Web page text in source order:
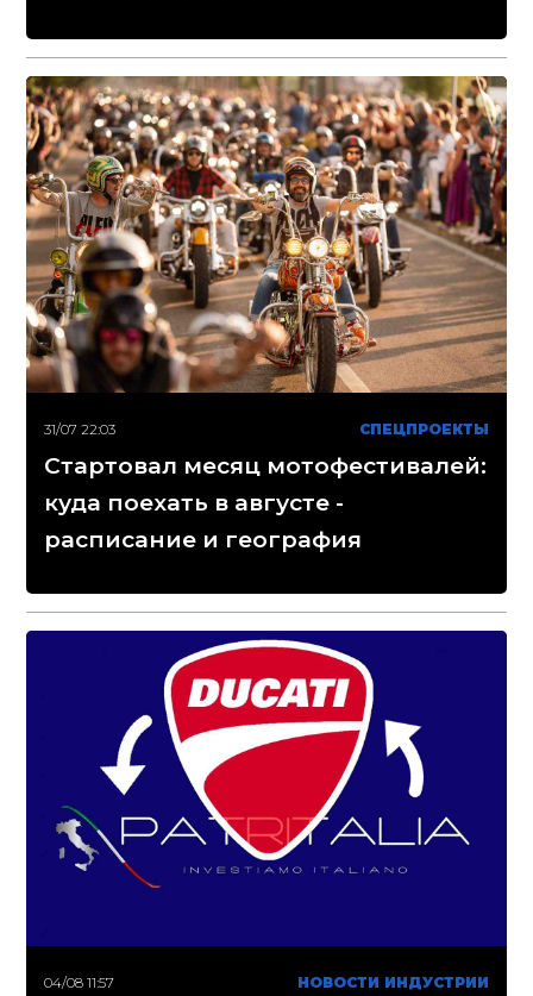
31/07 22:03 СПЕЦПРОЕКТЫ
Стартовал месяц мотофестивалей:
куда поехать в августе -
расписание и география
04/08 11:57 НОВОСТИ ИНДУСТРИИ